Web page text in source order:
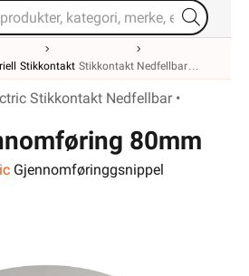
Stikkontakt Stikkontakt Nedfellbar
Stikkontakt Nedfellbar •
80mm
Alu
Gjennomføringgsnippel